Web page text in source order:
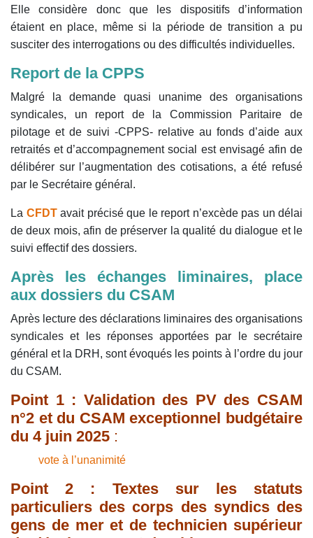
Elle considère donc que les dispositifs d’information
étaient en place, même si la période de transition a pu
susciter des interrogations ou des difficultés individuelles.
Report de la CPPS
Malgré la demande quasi unanime des organisations
syndicales, un report de la Commission Paritaire de
pilotage et de suivi -CPPS- relative au fonds d’aide aux
retraités et d’accompagnement social est envisagé afin de
délibérer sur l’augmentation des cotisations, a été refusé
par le Secrétaire général.
La CFDTavait précisé que le report n’excède pas un délai
de deux mois, afin de préserver la qualité du dialogue et le
suivi effectif des dossiers.
Après les échanges liminaires, place
aux dossiers du CSAM
Après lecture des déclarations liminaires des organisations
syndicales et les réponses apportées par le secrétaire
général et la DRH, sont évoqués les points à l’ordre du jour
du CSAM.
Point 1 : Validation des PV des CSAM
n°2 et du CSAM exceptionnel budgétaire
du 4 juin 2025 :
vote à l’unanimité
Point 2 : Textes sur les statuts
particuliers des corps des syndics des
gens de mer et de technicien supérieur